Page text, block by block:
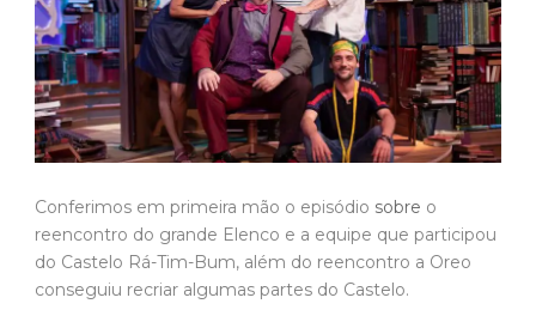
Conferimos em primeira mão o episódio sobre o
reencontro do grande Elenco e a equipe que participou
do Castelo Rá-Tim-Bum, além do reencontro a Oreo
conseguiu recriar algumas partes do Castelo.